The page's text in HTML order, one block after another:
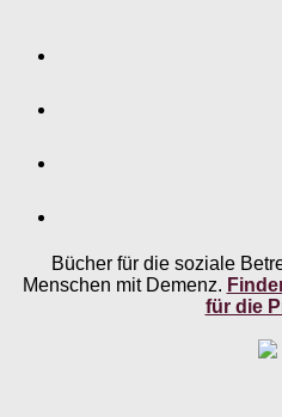
Bücher für die soziale
Menschen mit Demenz.
für die